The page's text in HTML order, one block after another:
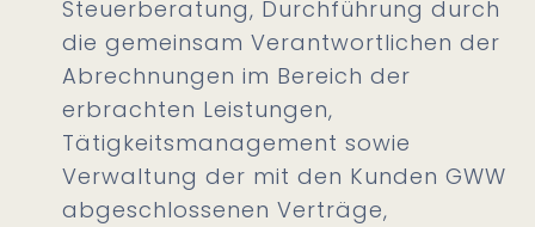
Steuerberatung, Durchführung durch
die gemeinsam Verantwortlichen der
Abrechnungen im Bereich der
erbrachten Leistungen,
Tätigkeitsmanagement sowie
Verwaltung der mit den Kunden GWW
abgeschlossenen Verträge,